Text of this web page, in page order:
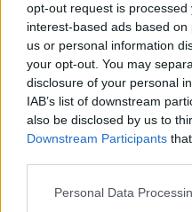
opt-out request is
interest-based ads based
us or personal information
your opt-out. You may
disclosure of your personal
IAB’s list of downstream
also be disclosed by us to
Downstream Participants
Please note that this
Personal Data